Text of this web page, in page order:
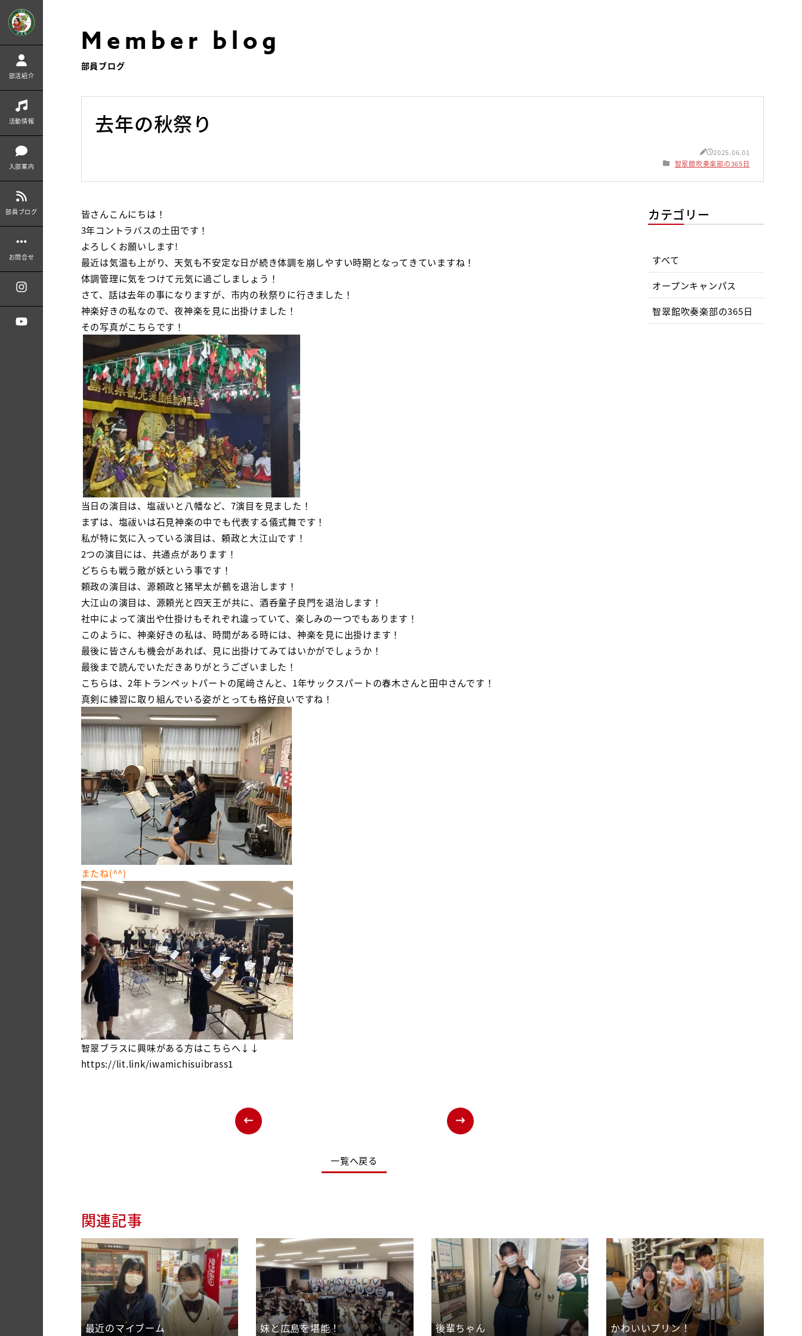
部活紹介
活動情報
入部案内
部員ブログ
お問合せ
Member blog
部員ブログ
去年の秋祭り
2025.06.01
智翠館吹奏楽部の365日
皆さんこんにちは！
3年コントラバスの土田です！
よろしくお願いします!
最近は気温も上がり、天気も不安定な日が続き体調を崩しやすい時期となってきていますね！
体調管理に気をつけて元気に過ごしましょう！
さて、話は去年の事になりますが、市内の秋祭りに行きました！
神楽好きの私なので、夜神楽を見に出掛けました！
その写真がこちらです！
当日の演目は、塩祓いと八幡など、7演目を見ました！
まずは、塩祓いは石見神楽の中でも代表する儀式舞です！
私が特に気に入っている演目は、頼政と大江山です！
2つの演目には、共通点があります！
どちらも戦う敵が妖という事です！
頼政の演目は、源頼政と猪早太が鵺を退治します！
大江山の演目は、源頼光と四天王が共に、酒呑童子良門を退治します！
社中によって演出や仕掛けもそれぞれ違っていて、楽しみの一つでもあります！
このように、神楽好きの私は、時間がある時には、神楽を見に出掛けます！
最後に皆さんも機会があれば、見に出掛けてみてはいかがでしょうか！
最後まで読んでいただきありがとうございました！
こちらは、2年トランペットパートの尾﨑さんと、1年サックスパートの春木さんと田中さんです！
真剣に練習に取り組んでいる姿がとっても格好良いですね！
またね(^^)
智翠ブラスに興味がある方はこちらへ↓↓
https://lit.link/iwamichisuibrass1
一覧へ戻る
カテゴリー
すべて
オープンキャンパス
智翠館吹奏楽部の365日
関連記事
最近のマイブーム 妹と広島を堪能！ 後輩ちゃん かわいいプリン！